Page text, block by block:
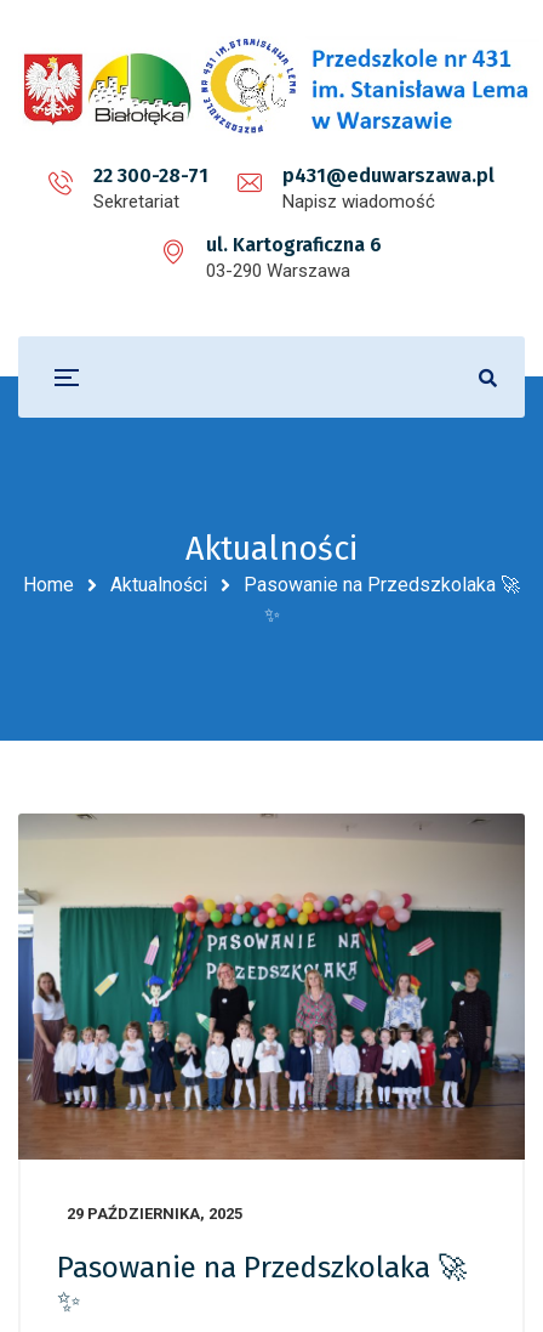
22 300-28-71
Sekretariat
p431@eduwarszawa.pl
Napisz wiadomość
ul. Kartograficzna 6
03-290 Warszawa
Aktualności
Home Aktualności
Pasowanie na Przedszkolaka 🚀
✨
29 PAŹDZIERNIKA, 2025
Pasowanie na Przedszkolaka 🚀
✨